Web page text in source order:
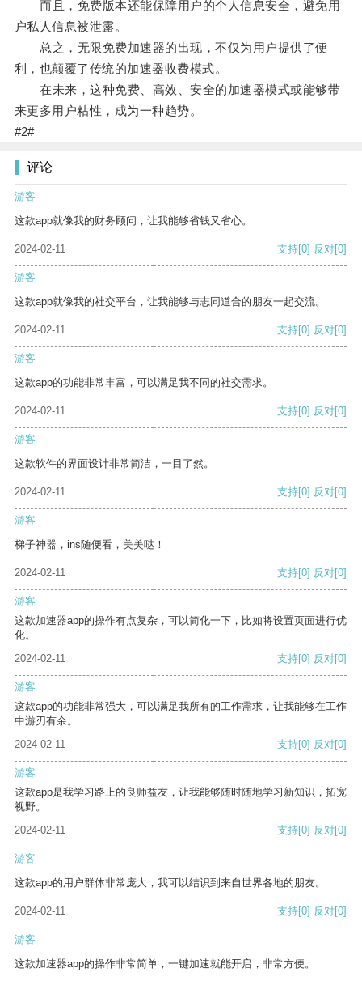
而且，免费版本还能保障用户的个人信息安全，避免用
户私人信息被泄露。
总之，无限免费加速器的出现，不仅为用户提供了便
利，也颠覆了传统的加速器收费模式。
在未来，这种免费、高效、安全的加速器模式或能够带
来更多用户粘性，成为一种趋势。
#2#
评论
游客
这款app就像我的财务顾问，让我能够省钱又省心。
2024-02-11 支持[0] 反对[0]
游客
这款app就像我的社交平台，让我能够与志同道合的朋友一起交流。
2024-02-11 支持[0] 反对[0]
游客
这款app的功能非常丰富，可以满足我不同的社交需求。
2024-02-11 支持[0] 反对[0]
游客
这款软件的界面设计非常简洁，一目了然。
2024-02-11 支持[0] 反对[0]
游客
梯子神器，ins随便看，美美哒！
2024-02-11 支持[0] 反对[0]
游客
这款加速器app的操作有点复杂，可以简化一下，比如将设置页面进行优
化。
2024-02-11
支持[0] 反对[0]
游客
这款app的功能非常强大，可以满足我所有的工作需求，让我能够在工作
中游刃有余。
2024-02-11
支持[0] 反对[0]
游客
这款app是我学习路上的良师益友，让我能够随时随地学习新知识，拓宽
视野。
2024-02-11
支持[0] 反对[0]
游客
这款app的用户群体非常庞大，我可以结识到来自世界各地的朋友。
2024-02-11 支持[0] 反对[0]
游客
这款加速器app的操作非常简单，一键加速就能开启，非常方便。